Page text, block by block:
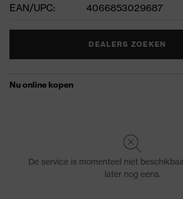
EAN/UPC:
4066853029687
DEALERS ZOEKEN